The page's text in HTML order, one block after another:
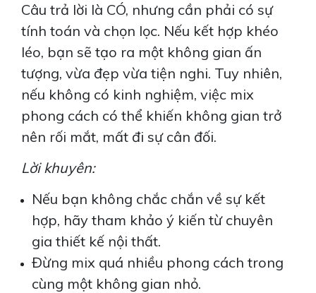
Câu trả lời là CÓ, nhưng cần phải có sự
tính toán và chọn lọc. Nếu kết hợp khéo
léo, bạn sẽ tạo ra một không gian ấn
tượng, vừa đẹp vừa tiện nghi. Tuy nhiên,
nếu không có kinh nghiệm, việc mix
phong cách có thể khiến không gian trở
nên rối mắt, mất đi sự cân đối.
Lời khuyên:
Nếu bạn không chắc chắn về sự kết
hợp, hãy tham khảo ý kiến từ chuyên
gia thiết kế nội thất.
Đừng mix quá nhiều phong cách trong
cùng một không gian nhỏ.